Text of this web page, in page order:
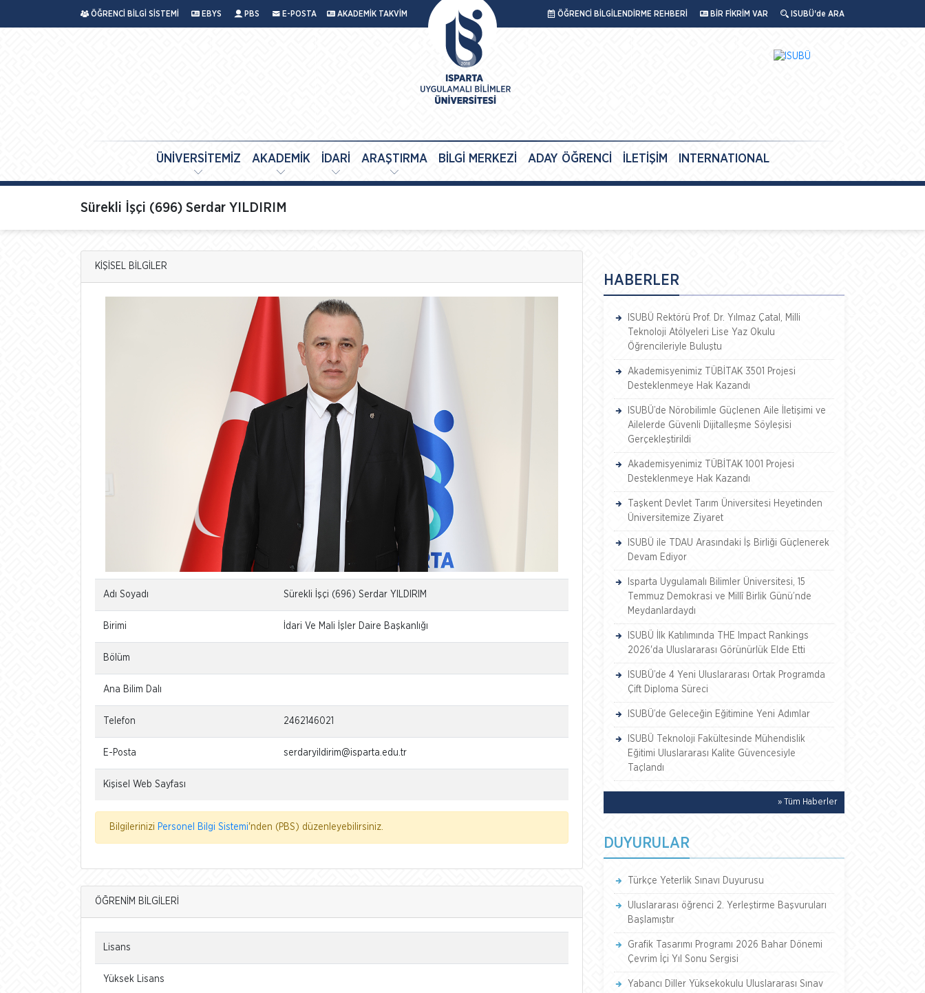
ÖĞRENCİ BİLGİ SİSTEMİ EBYS PBS E-POSTA AKADEMİK TAKVİM ÖĞRENCİ BİLGİLENDİRME REHBERİ BİR FİKRİM VAR ISUBÜ'de ARA
ÜNİVERSİTEMİZ AKADEMİK İDARİ ARAŞTIRMA BİLGİ MERKEZİ ADAY ÖĞRENCİ İLETİŞİM INTERNATIONAL
Sürekli İşçi (696) Serdar YILDIRIM
KİŞİSEL BİLGİLER
Adı Soyadı Sürekli İşçi (696) Serdar YILDIRIM
Birimi İdari Ve Mali İşler Daire Başkanlığı
Bölüm
Ana Bilim Dalı
Telefon 2462146021
E-Posta serdaryildirim@isparta.edu.tr
Kişisel Web Sayfası
Bilgilerinizi Personel Bilgi Sistemi'nden (PBS) düzenleyebilirsiniz.
ÖĞRENİM BİLGİLERİ
Lisans
Yüksek Lisans
HABERLER
ISUBÜ Rektörü Prof. Dr. Yılmaz Çatal, Milli
Teknoloji Atölyeleri Lise Yaz Okulu
Öğrencileriyle Buluştu
Akademisyenimiz TÜBİTAK 3501 Projesi
Desteklenmeye Hak Kazandı
ISUBÜ’de Nörobilimle Güçlenen Aile İletişimi ve
Ailelerde Güvenli Dijitalleşme Söyleşisi
Gerçekleştirildi
Akademisyenimiz TÜBİTAK 1001 Projesi
Desteklenmeye Hak Kazandı
Taşkent Devlet Tarım Üniversitesi Heyetinden
Üniversitemize Ziyaret
ISUBÜ ile TDAU Arasındaki İş Birliği Güçlenerek
Devam Ediyor
Isparta Uygulamalı Bilimler Üniversitesi, 15
Temmuz Demokrasi ve Millî Birlik Günü’nde
Meydanlardaydı
ISUBÜ İlk Katılımında THE Impact Rankings
2026'da Uluslararası Görünürlük Elde Etti
ISUBÜ’de 4 Yeni Uluslararası Ortak Programda
Çift Diploma Süreci
ISUBÜ’de Geleceğin Eğitimine Yeni Adımlar
ISUBÜ Teknoloji Fakültesinde Mühendislik
Eğitimi Uluslararası Kalite Güvencesiyle
Taçlandı
» Tüm Haberler
DUYURULAR
Türkçe Yeterlik Sınavı Duyurusu
Uluslararası öğrenci 2. Yerleştirme Başvuruları
Başlamıştır
Grafik Tasarımı Programı 2026 Bahar Dönemi
Çevrim İçi Yıl Sonu Sergisi
Yabancı Diller Yüksekokulu Uluslararası Sınav